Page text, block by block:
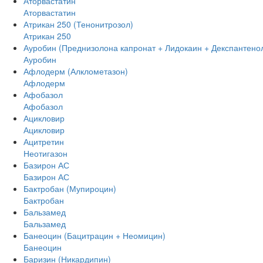
Аторвастатин
Атрикан 250 (Тенонитрозол)
Атрикан 250
Ауробин (Преднизолона капронат + Лидокаин +
Ауробин
Афлодерм (Алклометазон)
Афлодерм
Афобазол
Афобазол
Ацикловир
Ацикловир
Ацитретин
Неотигазон
Базирон АС
Базирон АС
Бактробан (Мупироцин)
Бактробан
Бальзамед
Бальзамед
Банеоцин (Бацитрацин + Неомицин)
Банеоцин
Баризин (Никардипин)